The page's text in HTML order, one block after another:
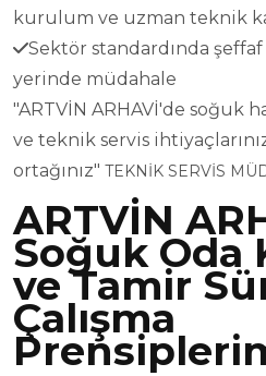
kurulum ve uzman teknik
Sektör standardında şeffaf
yerinde müdahale
"ARTVİN ARHAVİ'de soğuk
ve teknik servis
ortağınız" TEKNİK SERVİS
ARTVİN
Soğuk Oda
ve Tamir
Çalışma